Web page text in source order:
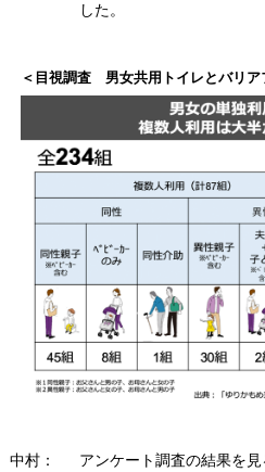
した。
＜目視調査 男女共用トイレとバリア
中村：
アンケート調査の結果を